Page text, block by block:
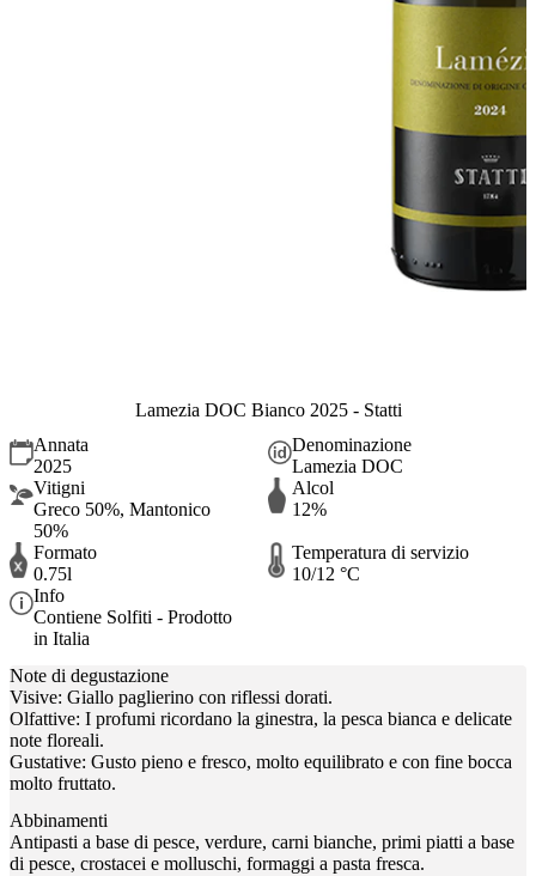
Lamezia DOC Bianco 2025 - Statti
Annata
2025
Denominazione
Lamezia DOC
Vitigni
Greco 50%, Mantonico
50%
Alcol
12%
Formato
0.75l
Temperatura di servizio
10/12 °C
Info
Contiene Solfiti - Prodotto
in Italia
Note di degustazione
Visive: Giallo paglierino con riflessi dorati.
Olfattive: I profumi ricordano la ginestra, la pesca bianca e delicate
note floreali.
Gustative: Gusto pieno e fresco, molto equilibrato e con fine bocca
molto fruttato.
Abbinamenti
Antipasti a base di pesce, verdure, carni bianche, primi piatti a base
di pesce, crostacei e molluschi, formaggi a pasta fresca.